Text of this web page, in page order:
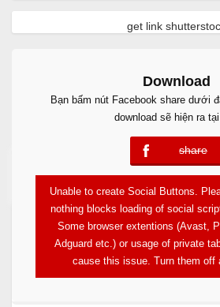
get link
Free
Download
Bạn bấm nút Facebook share dưới
download sẽ hiện ra
share
error
Unable to create Social Buttons.
nothing blocks loading of social
Some browser extentions (Avast,
Adguard etc.) or usage of private
cause this issue. Turn them off